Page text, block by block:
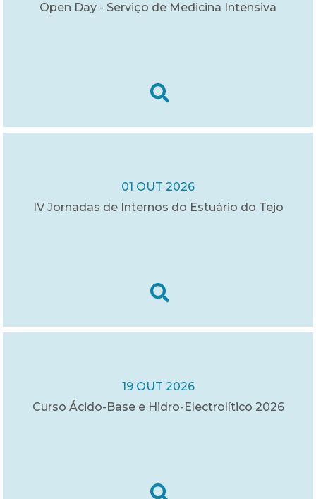
Open Day - Serviço de Medicina Intensiva
01 OUT 2026
IV Jornadas de Internos do Estuário do Tejo
19 OUT 2026
Curso Ácido-Base e Hidro-Electrolítico 2026